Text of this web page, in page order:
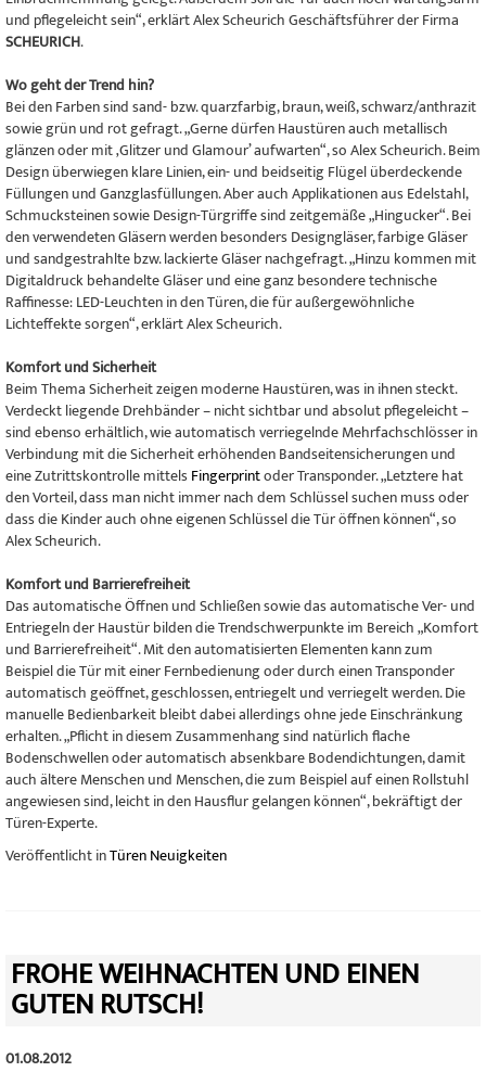
und pflegeleicht sein“, erklärt Alex Scheurich Geschäftsführer der Firma
SCHEURICH.
Wo geht der Trend hin?
Bei den Farben sind sand- bzw. quarzfarbig, braun, weiß, schwarz/anthrazit
sowie grün und rot gefragt. „Gerne dürfen Haustüren auch metallisch
glänzen oder mit ‚Glitzer und Glamour’ aufwarten“, so Alex Scheurich. Beim
Design überwiegen klare Linien, ein- und beidseitig Flügel überdeckende
Füllungen und Ganzglasfüllungen. Aber auch Applikationen aus Edelstahl,
Schmucksteinen sowie Design-Türgriffe sind zeitgemäße „Hingucker“. Bei
den verwendeten Gläsern werden besonders Designgläser, farbige Gläser
und sandgestrahlte bzw. lackierte Gläser nachgefragt. „Hinzu kommen mit
Digitaldruck behandelte Gläser und eine ganz besondere technische
Raffinesse: LED-Leuchten in den Türen, die für außergewöhnliche
Lichteffekte sorgen“, erklärt Alex Scheurich.
Komfort und Sicherheit
Beim Thema Sicherheit zeigen moderne Haustüren, was in ihnen steckt.
Verdeckt liegende Drehbänder – nicht sichtbar und absolut pflegeleicht –
sind ebenso erhältlich, wie automatisch verriegelnde Mehrfachschlösser in
Verbindung mit die Sicherheit erhöhenden Bandseitensicherungen und
eine Zutrittskontrolle mittelsFingerprintoder Transponder. „Letztere hat
den Vorteil, dass man nicht immer nach dem Schlüssel suchen muss oder
dass die Kinder auch ohne eigenen Schlüssel die Tür öffnen können“, so
Alex Scheurich.
Komfort und Barrierefreiheit
Das automatische Öffnen und Schließen sowie das automatische Ver- und
Entriegeln der Haustür bilden die Trendschwerpunkte im Bereich „Komfort
und Barrierefreiheit“. Mit den automatisierten Elementen kann zum
Beispiel die Tür mit einer Fernbedienung oder durch einen Transponder
automatisch geöffnet, geschlossen, entriegelt und verriegelt werden. Die
manuelle Bedienbarkeit bleibt dabei allerdings ohne jede Einschränkung
erhalten. „Pflicht in diesem Zusammenhang sind natürlich flache
Bodenschwellen oder automatisch absenkbare Bodendichtungen, damit
auch ältere Menschen und Menschen, die zum Beispiel auf einen Rollstuhl
angewiesen sind, leicht in den Hausflur gelangen können“, bekräftigt der
Türen-Experte.
Veröffentlicht inTüren Neuigkeiten
FROHE WEIHNACHTEN UND EINEN
GUTEN RUTSCH!
01.08.2012